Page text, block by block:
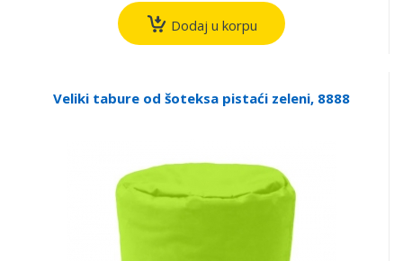
Dodaj u korpu
Veliki tabure od šoteksa pistaći zeleni, 8888